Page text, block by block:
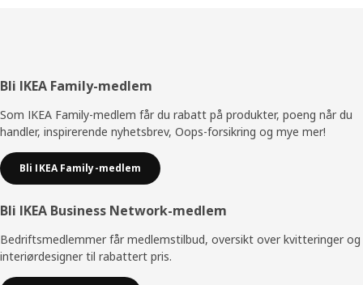
Bunntekst
Bli IKEA Family-medlem
Som IKEA Family-medlem får du rabatt på produkter, poeng når du
handler, inspirerende nyhetsbrev, Oops-forsikring og mye mer!
Bli IKEA Family-medlem
Bli IKEA Business Network-medlem
Bedriftsmedlemmer får medlemstilbud, oversikt over kvitteringer og
interiørdesigner til rabattert pris.